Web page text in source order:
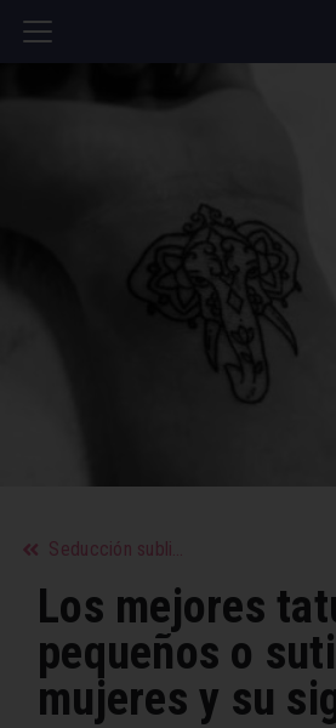
Seducción subliminal
Los mejores
pequeños o
mujeres y su